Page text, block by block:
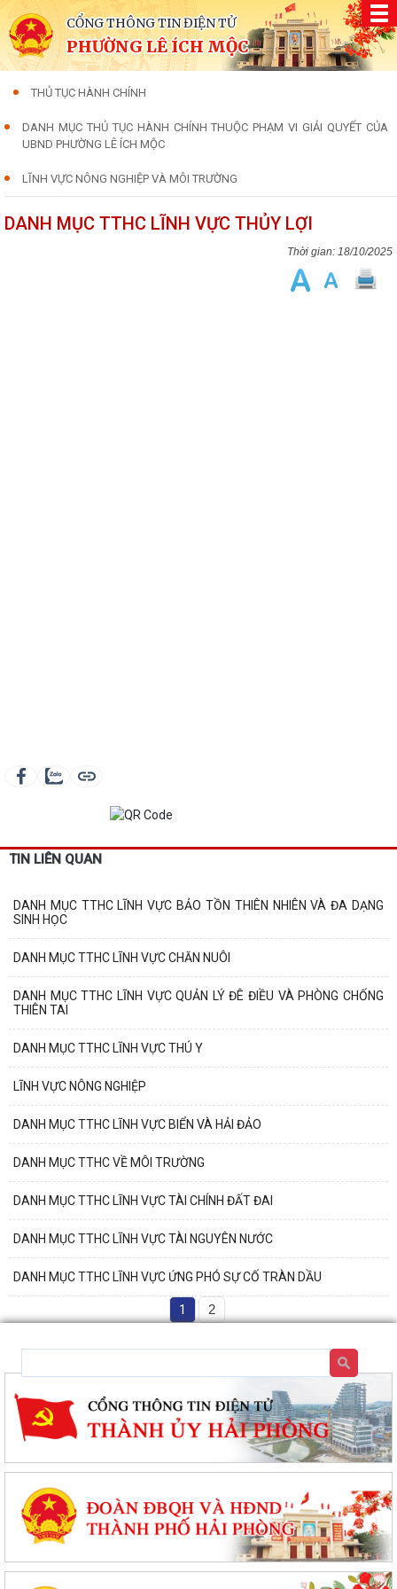
CỔNG THÔNG TIN ĐIỆN TỬ
PHƯỜNG LÊ ÍCH MỘC
THỦ TỤC HÀNH CHÍNH
DANH MỤC THỦ TỤC HÀNH CHÍNH THUỘC PHẠM VI GIẢI QUYẾT CỦA
UBND PHƯỜNG LÊ ÍCH MỘC
LĨNH VỰC NÔNG NGHIỆP VÀ MÔI TRƯỜNG
DANH MỤC TTHC LĨNH VỰC THỦY LỢI
18/10/2025
TIN LIÊN QUAN
DANH MỤC TTHC LĨNH VỰC BẢO TỒN THIÊN NHIÊN VÀ ĐA DẠNG
SINH HỌC
DANH MỤC TTHC LĨNH VỰC CHĂN NUÔI
DANH MỤC TTHC LĨNH VỰC QUẢN LÝ ĐÊ ĐIỀU VÀ PHÒNG CHỐNG
THIÊN TAI
DANH MỤC TTHC LĨNH VỰC THÚ Y
LĨNH VỰC NÔNG NGHIỆP
DANH MỤC TTHC LĨNH VỰC BIỂN VÀ HẢI ĐẢO
DANH MỤC TTHC VỀ MÔI TRƯỜNG
DANH MỤC TTHC LĨNH VỰC TÀI CHÍNH ĐẤT ĐAI
DANH MỤC TTHC LĨNH VỰC TÀI NGUYÊN NƯỚC
DANH MỤC TTHC LĨNH VỰC ỨNG PHÓ SỰ CỐ TRÀN DẦU
1 2